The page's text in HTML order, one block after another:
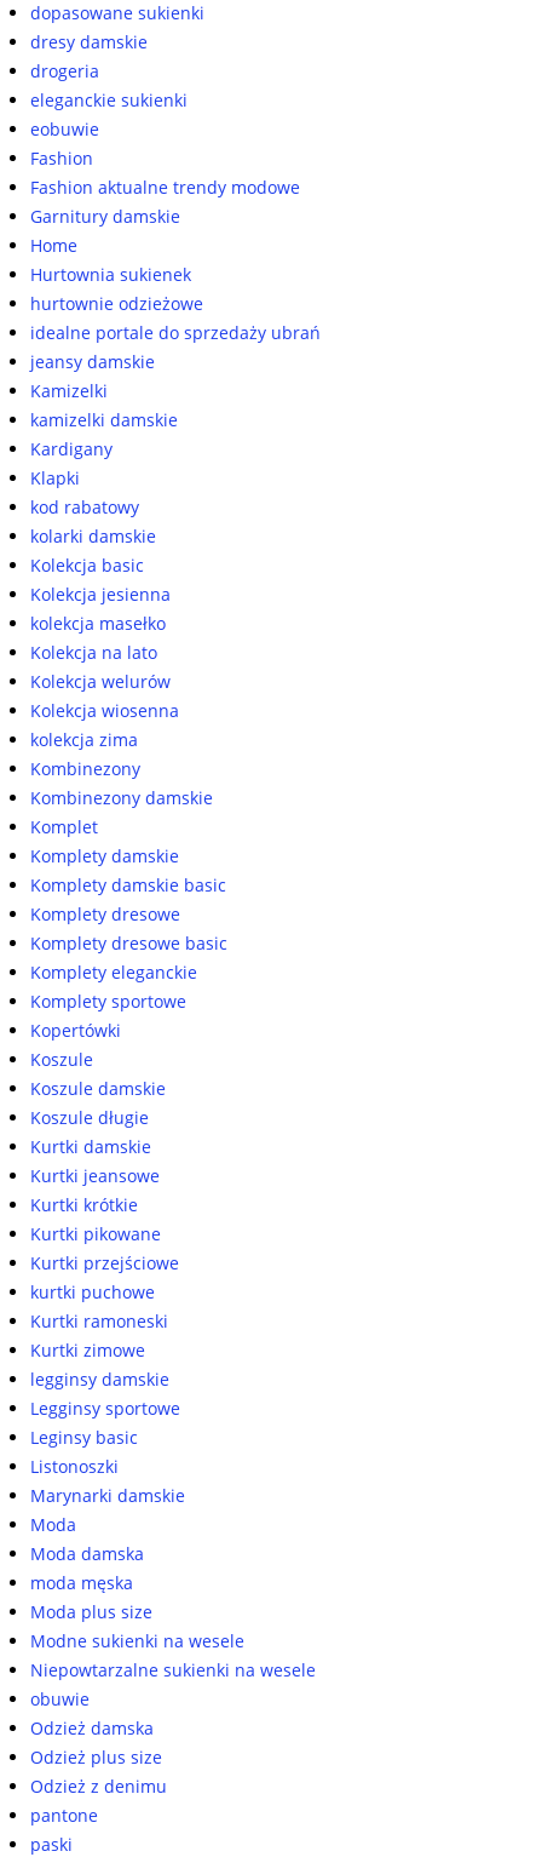
dopasowane sukienki
dresy damskie
drogeria
eleganckie sukienki
eobuwie
Fashion
Fashion aktualne trendy modowe
Garnitury damskie
Home
Hurtownia sukienek
hurtownie odzieżowe
idealne portale do sprzedaży ubrań
jeansy damskie
Kamizelki
kamizelki damskie
Kardigany
Klapki
kod rabatowy
kolarki damskie
Kolekcja basic
Kolekcja jesienna
kolekcja masełko
Kolekcja na lato
Kolekcja welurów
Kolekcja wiosenna
kolekcja zima
Kombinezony
Kombinezony damskie
Komplet
Komplety damskie
Komplety damskie basic
Komplety dresowe
Komplety dresowe basic
Komplety eleganckie
Komplety sportowe
Kopertówki
Koszule
Koszule damskie
Koszule długie
Kurtki damskie
Kurtki jeansowe
Kurtki krótkie
Kurtki pikowane
Kurtki przejściowe
kurtki puchowe
Kurtki ramoneski
Kurtki zimowe
legginsy damskie
Legginsy sportowe
Leginsy basic
Listonoszki
Marynarki damskie
Moda
Moda damska
moda męska
Moda plus size
Modne sukienki na wesele
Niepowtarzalne sukienki na wesele
obuwie
Odzież damska
Odzież plus size
Odzież z denimu
pantone
paski